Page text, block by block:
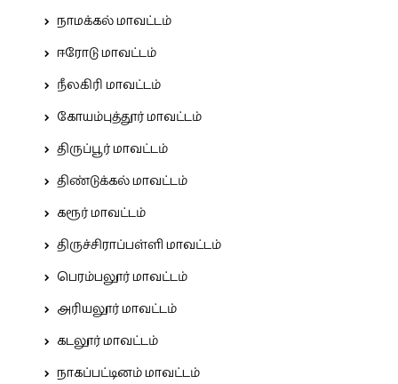
நாமக்கல் மாவட்டம்
ஈரோடு மாவட்டம்
நீலகிரி மாவட்டம்
கோயம்புத்தூர் மாவட்டம்
திருப்பூர் மாவட்டம்
திண்டுக்கல் மாவட்டம்
கரூர் மாவட்டம்
திருச்சிராப்பள்ளி மாவட்டம்
பெரம்பலூர் மாவட்டம்
அரியலூர் மாவட்டம்
கடலூர் மாவட்டம்
நாகப்பட்டினம் மாவட்டம்